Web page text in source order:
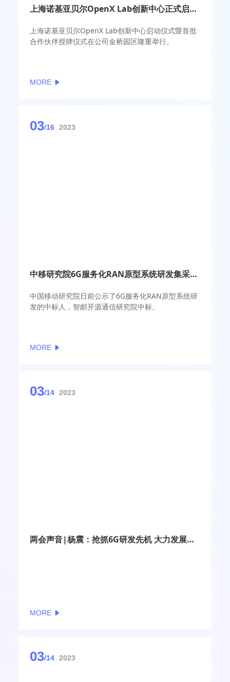
上海诺基亚贝尔OpenX Lab创新中心正式启动，助力上海浦东新区做强创新引擎
上海诺基亚贝尔OpenX Lab创新中心启动仪式暨首批
合作伙伴授牌仪式在公司金桥园区隆重举行。
MORE
03/16 2023
中移研究院6G服务化RAN原型系统研发集采：智邮开源中标
中国移动研究院日前公示了6G服务化RAN原型系统研
发的中标人，智邮开源通信研究院中标。
MORE
03/14 2023
两会声音|杨震：抢抓6G研发先机 大力发展空间互联网
MORE
03/14 2023